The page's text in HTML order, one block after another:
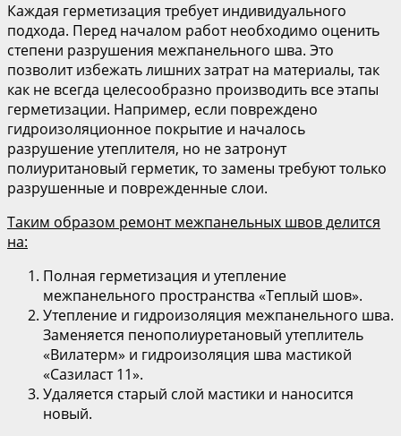
Каждая герметизация требует индивидуального
подхода. Перед началом работ необходимо оценить
степени разрушения межпанельного шва. Это
позволит избежать лишних затрат на материалы, так
как не всегда целесообразно производить все этапы
герметизации. Например, если повреждено
гидроизоляционное покрытие и началось
разрушение утеплителя, но не затронут
полиуритановый герметик, то замены требуют только
разрушенные и поврежденные слои.
Таким образом ремонт межпанельных швов делится
на:
Полная герметизация и утепление
межпанельного пространства «Теплый шов».
Утепление и гидроизоляция межпанельного шва.
Заменяется пенополиуретановый утеплитель
«Вилатерм» и гидроизоляция шва мастикой
«Сазиласт 11».
Удаляется старый слой мастики и наносится
новый.